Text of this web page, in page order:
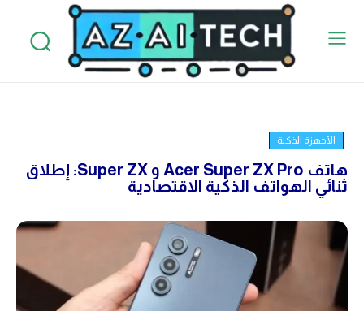
الأجهزة الذكية
هاتف Acer Super ZX Pro و Super ZX: إطلاق
ثنائي الهواتف الذكية الاقتصادية